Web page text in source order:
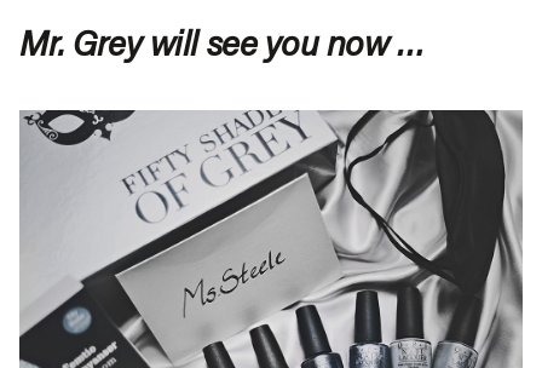
Mr. Grey will see you now …